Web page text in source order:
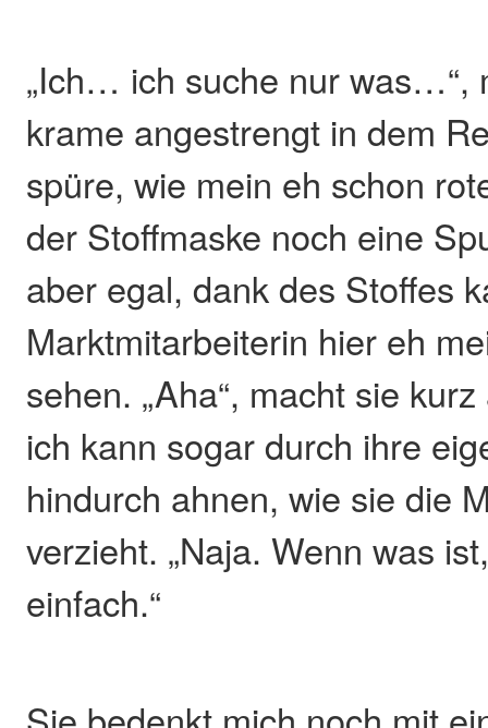
„Ich… ich suche nur was…“,
krame angestrengt in dem
spüre, wie mein eh schon
der Stoffmaske noch eine
aber egal, dank des Stoffes
Marktmitarbeiterin hier eh
sehen. „Aha“, macht sie
ich kann sogar durch ihre
hindurch ahnen, wie sie die
verzieht. „Naja. Wenn was
einfach.“